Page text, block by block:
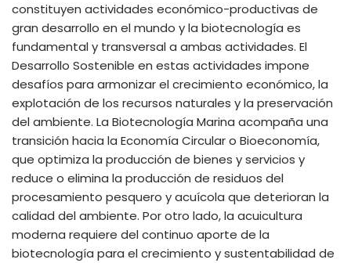
constituyen actividades económico-productivas de
gran desarrollo en el mundo y la biotecnología es
fundamental y transversal a ambas actividades. El
Desarrollo Sostenible en estas actividades impone
desafíos para armonizar el crecimiento económico, la
explotación de los recursos naturales y la preservación
del ambiente. La Biotecnología Marina acompaña una
transición hacia la Economía Circular o Bioeconomía,
que optimiza la producción de bienes y servicios y
reduce o elimina la producción de residuos del
procesamiento pesquero y acuícola que deterioran la
calidad del ambiente. Por otro lado, la acuicultura
moderna requiere del continuo aporte de la
biotecnología para el crecimiento y sustentabilidad de